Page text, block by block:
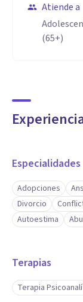
Atiende a
(65+)
Especialidades
Adopciones
Divorcio
Autoestima
Terapias
Terapia